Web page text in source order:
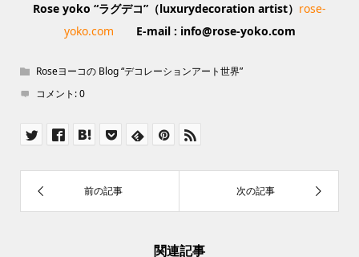
Rose yoko “ラグデコ”（luxurydecoration artist） rose-
yoko.com E-mail : info@rose-yoko.com
Roseヨーコの Blog “デコレーションアート世界”
コメント:0
関連記事